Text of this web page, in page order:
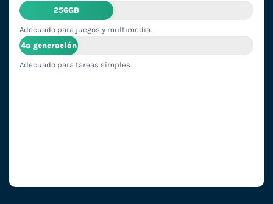
256GB
Adecuado para juegos y multimedia.
4ª generación
Adecuado para tareas simples.